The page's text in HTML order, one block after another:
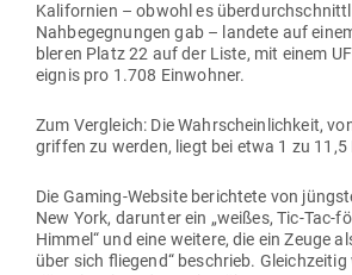
Kali­fornien – obwohl es
Nah­be­geg­nungen gab – landete auf
bleren Platz 22 auf der Liste, mit einem
eignis pro 1.708 Einwohner.
Zum Ver­gleich: Die Wahr­schein­lichkeit,
griffen zu werden, liegt bei etwa 1 zu 11,5
Die Gaming-Website berichtete von
New York, dar­unter ein „weißes, Tic-Tac-
Himmel“ und eine weitere, die ein Zeuge
über sich fliegend“ beschrieb.